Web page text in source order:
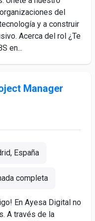
del
y a construir
Acerca del rol ¿Te
en...
Manager
España
completa
En Ayesa Digital no
A través de la